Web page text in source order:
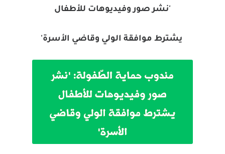
'نشر صور وفيديوهات للأطفال
يشترط موافقة الولي وقاضي الأسرة'